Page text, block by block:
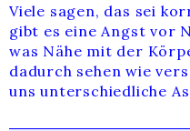
Viele sagen, das sei
gibt es eine Angst vor
was Nähe mit der
dadurch sehen wie
uns unterschiedliche